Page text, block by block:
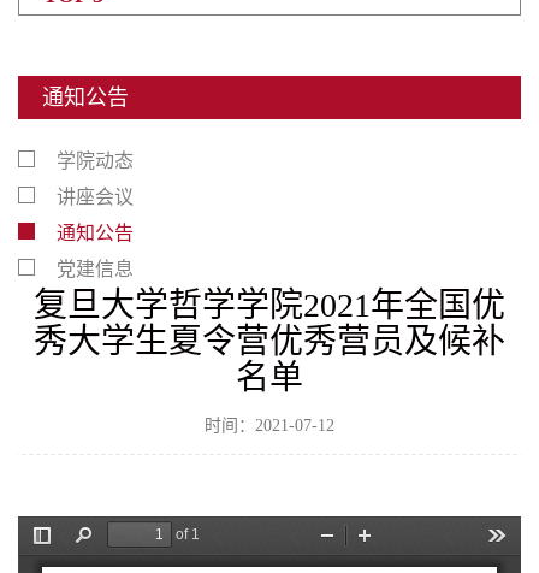
通知公告
学院动态
讲座会议
通知公告
党建信息
复旦大学哲学学院2021年全国优
秀大学生夏令营优秀营员及候补
名单
时间：2021-07-12